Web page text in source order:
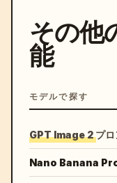
その他
能
モデルで探す
GPT Image 2 プロ
Nano Banana Pro